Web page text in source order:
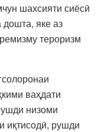
шахсияти сиёсӣ
дошта, яке аз
тероризм
ваҳдати
низоми
иқтисодӣ, рушди